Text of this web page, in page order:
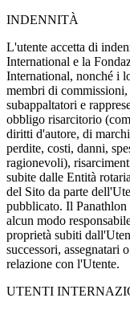
INDENNITÀ
L'utente accetta di
International e la
International, nonché i
membri di
subappaltatori e
obbligo risarcitorio
diritti d'autore, di
perdite, costi, danni,
ragionevoli),
subite dalle Entità
del Sito da parte
pubblicato. Il
alcun modo
proprietà subiti
successori,
relazione con l'Utente.
UTENTI